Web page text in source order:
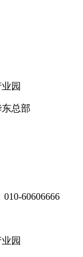
园
总部
60606666
园